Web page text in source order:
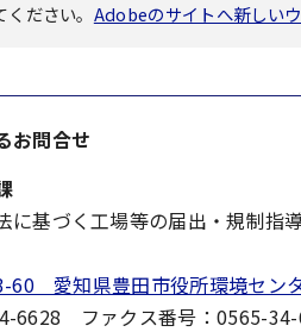
ださい。 Adobeのサイトへ新しい
お問合せ
に基づく工場等の届出・規制指
60 愛知県豊田市役所環境セン
6628 ファクス番号：0565-